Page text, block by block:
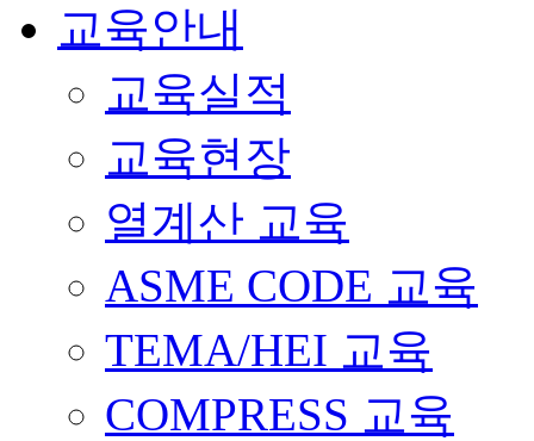
교육안내
교육실적
교육현장
열계산 교육
ASME CODE 교육
TEMA/HEI 교육
COMPRESS 교육